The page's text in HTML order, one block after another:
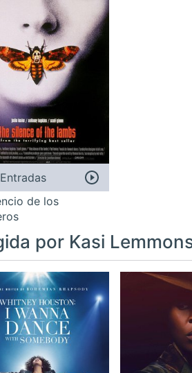
Entradas
de los
por Kasi